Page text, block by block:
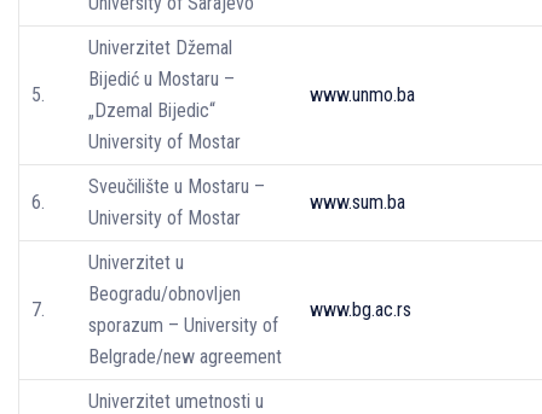
5.
Univerzitet Džemal
Bijedić u Mostaru –
„Dzemal Bijedic“
University of Mostar
www.unmo.ba
6.
Sveučilište u Mostaru –
University of Mostar
www.sum.ba
7.
Univerzitet u
Beogradu/obnovljen
sporazum – University of
Belgrade/new agreement
www.bg.ac.rs
Univerzitet umetnosti u